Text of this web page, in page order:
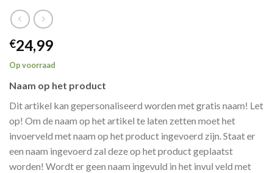
€24,99
Op voorraad
Naam op het product
Dit artikel kan gepersonaliseerd worden met gratis naam! Let
op! Om de naam op het artikel te laten zetten moet het
invoerveld met naam op het product ingevoerd zijn. Staat er
een naam ingevoerd zal deze op het product geplaatst
worden! Wordt er geen naam ingevuld in het invul veld met